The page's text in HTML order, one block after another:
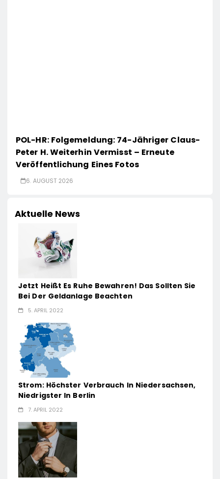
POL-HR: Folgemeldung: 74-Jähriger Claus-
Peter H. Weiterhin Vermisst – Erneute
Veröffentlichung Eines Fotos
6. AUGUST 2026
Aktuelle News
Jetzt Heißt Es Ruhe Bewahren! Das Sollten Sie
Bei Der Geldanlage Beachten
5. APRIL 2022
Strom: Höchster Verbrauch In Niedersachsen,
Niedrigster In Berlin
7. APRIL 2022